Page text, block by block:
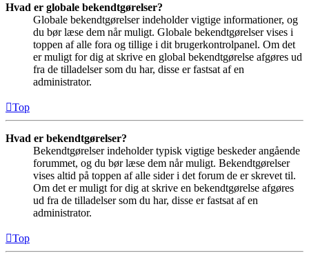
Hvad er globale bekendtgørelser?
Globale bekendtgørelser indeholder vigtige informationer, og
du bør læse dem når muligt. Globale bekendtgørelser vises i
toppen af alle fora og tillige i dit brugerkontrolpanel. Om det
er muligt for dig at skrive en global bekendtgørelse afgøres ud
fra de tilladelser som du har, disse er fastsat af en
administrator.
Top
Hvad er bekendtgørelser?
Bekendtgørelser indeholder typisk vigtige beskeder angående
forummet, og du bør læse dem når muligt. Bekendtgørelser
vises altid på toppen af alle sider i det forum de er skrevet til.
Om det er muligt for dig at skrive en bekendtgørelse afgøres
ud fra de tilladelser som du har, disse er fastsat af en
administrator.
Top